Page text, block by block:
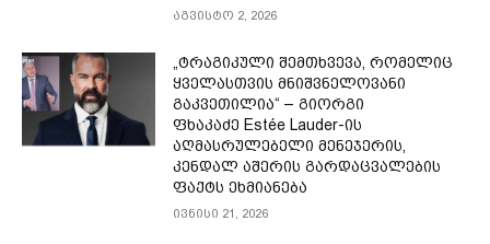
აგვისტო 2, 2026
„ტრაგიკული შემთხვევა, რომელიც
ყველასთვის მნიშვნელოვანი
გაკვეთილია“ – გიორგი
ფხაკაძე Estée Lauder-ის
აღმასრულებელი მენეჯერის,
კენდალ აშერის გარდაცვალების
ფაქტს ეხმიანება
ივნისი 21, 2026